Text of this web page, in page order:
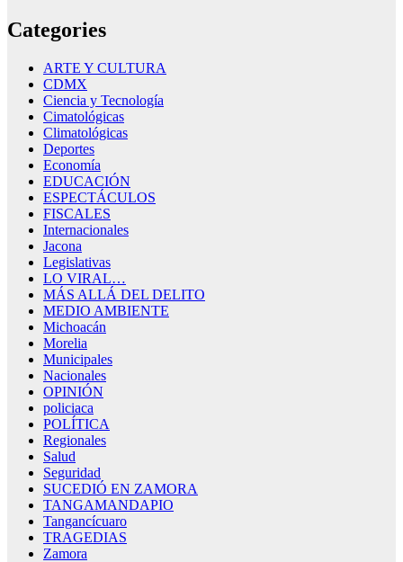
Categories
ARTE Y CULTURA
CDMX
Ciencia y Tecnología
Cimatológicas
Climatológicas
Deportes
Economía
EDUCACIÓN
ESPECTÁCULOS
FISCALES
Internacionales
Jacona
Legislativas
LO VIRAL…
MÁS ALLÁ DEL DELITO
MEDIO AMBIENTE
Michoacán
Morelia
Municipales
Nacionales
OPINIÓN
policiaca
POLÍTICA
Regionales
Salud
Seguridad
SUCEDIÓ EN ZAMORA
TANGAMANDAPIO
Tangancícuaro
TRAGEDIAS
Zamora